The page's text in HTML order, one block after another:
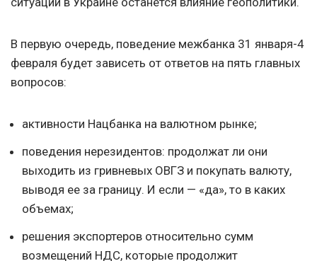
В первую очередь, поведение межбанка 31 января-4
февраля будет зависеть от ответов на пять главных
вопросов:
активности Нацбанка на валютном рынке;
поведения нерезидентов: продолжат ли они
выходить из гривневых ОВГЗ и покупать валюту,
выводя ее за границу. И если — «да», то в каких
объемах;
решения экспортеров относительно сумм
возмещений НДС, которые продолжит